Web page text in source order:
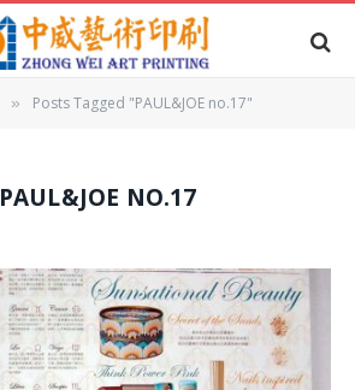
» Posts Tagged "PAUL&JOE no.17"
PAUL&JOE NO.17